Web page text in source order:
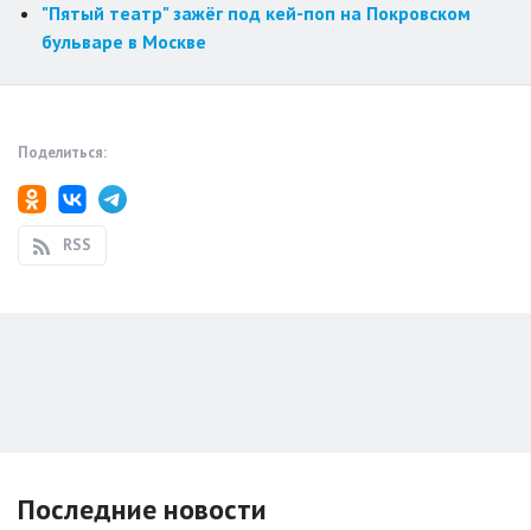
"Пятый театр" зажёг под кей-поп на Покровском
бульваре в Москве
Поделиться:
RSS
Последние новости